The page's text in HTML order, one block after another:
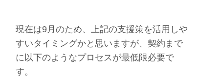
現在は9月のため、上記の支援策を活用しや
すいタイミングかと思いますが、契約まで
に以下のようなプロセスが最低限必要で
す。